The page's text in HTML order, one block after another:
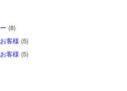
(8)
客様 (5)
客様 (5)